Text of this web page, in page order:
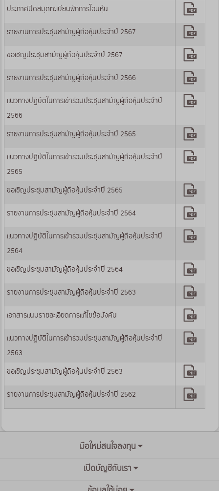
ประกาศปิดสมุดทะเบียนพักการโอนหุ้น
รายงานการประชุมสามัญผู้ถือหุ้นประจำปี 2567
ขอเชิญประชุมสามัญผู้ถือหุ้นประจำปี 2567
รายงานการประชุมสามัญผู้ถือหุ้นประจำปี 2566
แนวทางปฏิบัติในการเข้าร่วมประชุมสามัญผู้ถือหุ้นประจำปี
2566
รายงานการประชุมสามัญผู้ถือหุ้นประจำปี 2565
แนวทางปฏิบัติในการเข้าร่วมประชุมสามัญผู้ถือหุ้นประจำปี
2565
ขอเชิญประชุมสามัญผู้ถือหุ้นประจำปี 2565
รายงานการประชุมสามัญผู้ถือหุ้นประจำปี 2564
แนวทางปฏิบัติในการเข้าร่วมประชุมสามัญผู้ถือหุ้นประจำปี
2564
ขอเชิญประชุมสามัญผู้ถือหุ้นประจำปี 2564
รายงานการประชุมสามัญผู้ถือหุ้นประจำปี 2563
เอกสารแนบรายละเอียดการแก้ไขข้อบังคับ
แนวทางปฏิบัติในการเข้าร่วมประชุมสามัญผู้ถือหุ้นประจำปี
2563
ขอเชิญประชุมสามัญผู้ถือหุ้นประจำปี 2563
รายงานการประชุมสามัญผู้ถือหุ้นประจำปี 2562
มือใหม่สนใจลงทุน
เปิดบัญชีกับเรา